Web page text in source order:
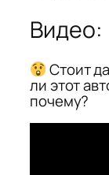
Видео:
Стоит
ли этот
почему?